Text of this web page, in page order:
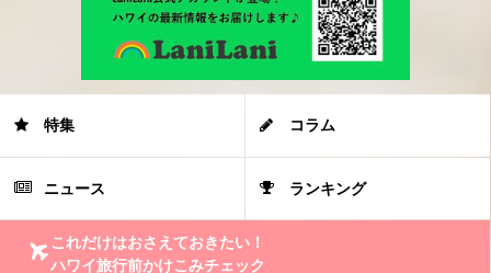
特集 コラム
ニュース ランキング
これだけはおさえておきたい！
ハワイ旅行前かけこみチェック